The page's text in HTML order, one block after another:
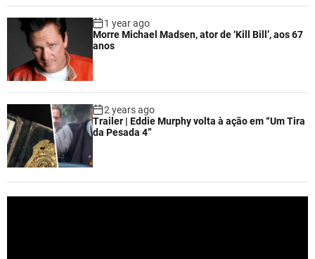
1 year ago
Morre Michael Madsen, ator de ‘Kill Bill’, aos 67
anos
2 years ago
Trailer | Eddie Murphy volta à ação em “Um Tira
da Pesada 4”